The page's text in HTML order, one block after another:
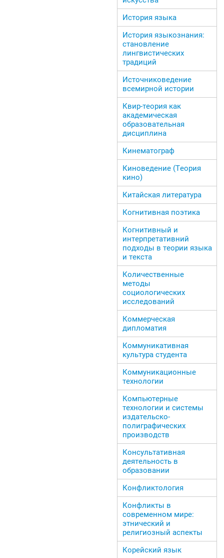
История языка
История языкознания:
становление
лингвистических
традиций
Источниковедение
всемирной истории
Квир-теория как
академическая
образовательная
дисциплина
Кинематограф
Киноведение (Теория
кино)
Китайская литература
Когнитивная поэтика
Когнитивный и
интерпретативний
подходы в теории языка
и текста
Количественные
методы
социологических
исследований
Коммерческая
дипломатия
Коммуникативная
культура студента
Коммуникационные
технологии
Компьютерные
технологии и системы
издательско-
полиграфических
производств
Консультативная
деятельность в
образовании
Конфликтология
Конфликты в
современном мире:
этнический и
религиозный аспекты
Корейский язык